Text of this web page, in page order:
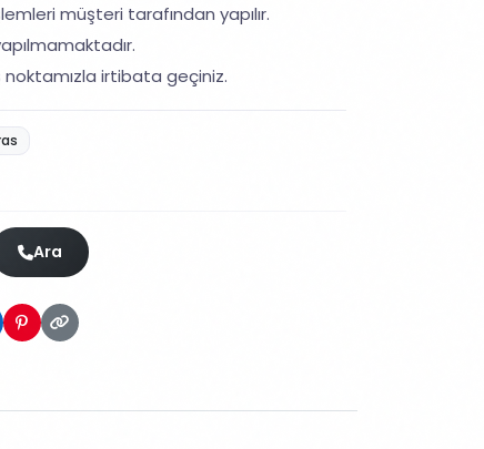
müşteri tarafından yapılır.
noktamızla irtibata geçiniz.
Ara